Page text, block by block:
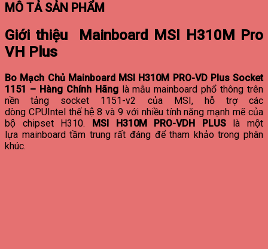
MÔ TẢ SẢN PHẨM
Giới thiệu Mainboard MSI H310M Pro
VH Plus
Bo Mạch Chủ Mainboard MSI H310M PRO-VD Plus Socket
1151 – Hàng Chính Hãnglà mẫu mainboard phổ thông trên
nền tảng socket 1151-v2 của MSI, hỗ trợ các
dòng CPUIntel thế hệ 8 và 9 với nhiều tính năng mạnh mẽ của
bộ chipset H310.
MSI H310M PRO-VDH PLUSlà một
lựa mainboard tầm trung rất đáng để tham khảo trong phân
khúc.